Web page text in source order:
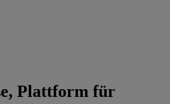
Plattform für